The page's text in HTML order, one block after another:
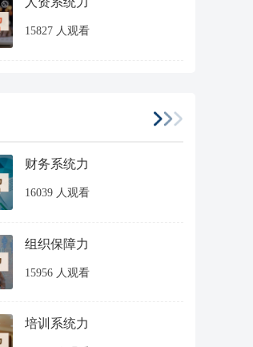
15827 人观看
财务系统力
16039 人观看
组织保障力
15956 人观看
培训系统力